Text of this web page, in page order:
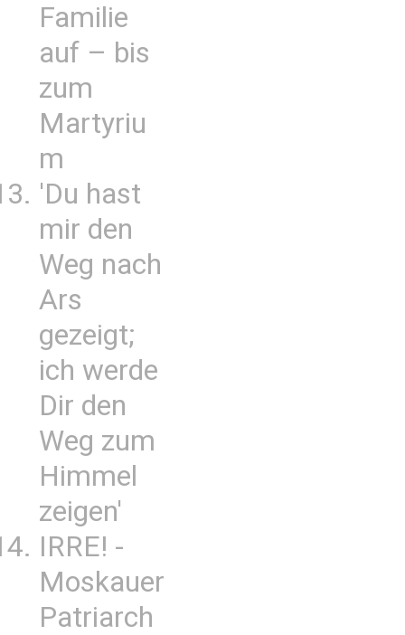
Familie
auf – bis
zum
Martyriu
m
'Du hast
mir den
Weg nach
Ars
gezeigt;
ich werde
Dir den
Weg zum
Himmel
zeigen'
IRRE! -
Moskauer
Patriarch